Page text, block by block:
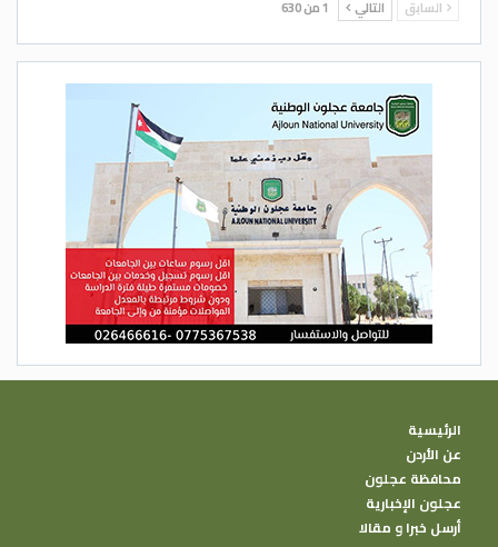
السابق التالي 1 من 630
الرئيسية
عن الأردن
محافظة عجلون
عجلون الإخبارية
أرسل خبرا و مقالا